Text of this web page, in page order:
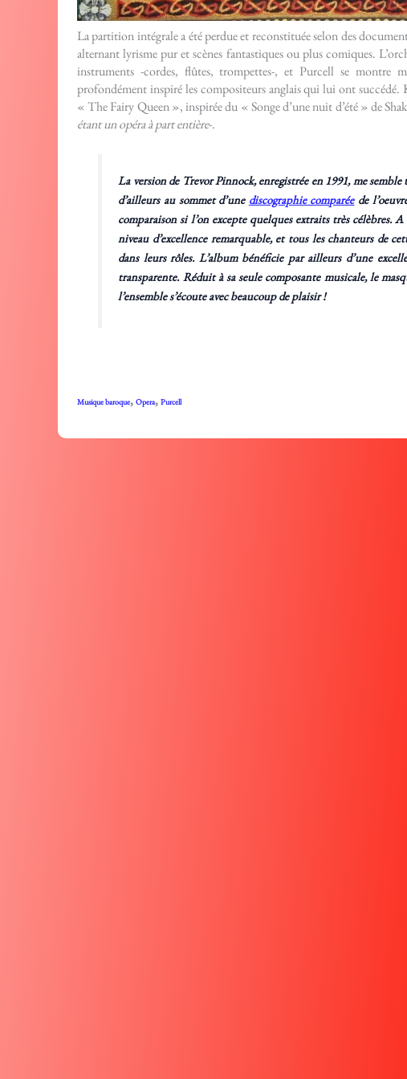
La partition intégrale a été perdue et reconstituée selon des
alternant lyrisme pur et scènes fantastiques ou plus comiques.
instruments -cordes, flûtes, trompettes-, et Purcell se montre
profondément inspiré les compositeurs anglais qui lui ont succédé.
« The Fairy Queen », inspirée du « Songe d’une nuit d’été » de
étant un opéra à part entière-.
La version de Trevor Pinnock, enregistrée en 1991, me
d’ailleurs au sommet d’une discographie comparéede
comparaison si l’on excepte quelques extraits très célèbres.
niveau d’excellence remarquable, et tous les chanteurs de
dans leurs rôles. L’album bénéficie par ailleurs d’une
transparente. Réduit à sa seule composante musicale, le
l’ensemble s’écoute avec beaucoup de plaisir !
Musique baroque, Opera, Purcell